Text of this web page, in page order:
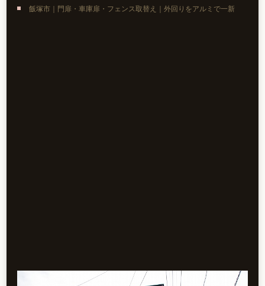
飯塚市｜門扉・車庫扉・フェンス取替え｜外回りをアルミで一新